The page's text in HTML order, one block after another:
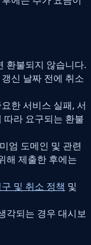
환불되지 않습니다.
신 날짜 전에 취소
한 서비스 실패, 서
따라 요구되는 환불
엄 도메인 및 관련
해 제출한 후에는
및 취소 정책 및
각되는 경우 대시보